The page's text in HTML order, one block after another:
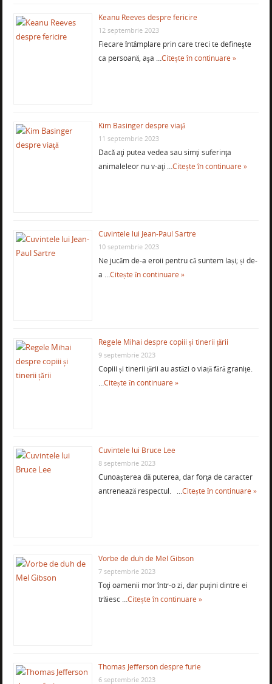
Keanu Reeves despre fericire
12 septembrie 2023
Fiecare întâmplare prin care treci te defineşte
ca persoană, aşa …Citește în continuare »
Kim Basinger despre viaţă
11 septembrie 2023
Dacă aţi putea vedea sau simţi suferinţa
animaleleor nu v-aţi …Citește în continuare »
Cuvintele lui Jean-Paul Sartre
10 septembrie 2023
Ne jucăm de-a eroii pentru că suntem lași; și de-
a …Citește în continuare »
Regele Mihai despre copiii și tinerii țării
9 septembrie 2023
Copiii și tinerii țării au astăzi o viață fără granițe.
…Citește în continuare »
Cuvintele lui Bruce Lee
8 septembrie 2023
Cunoaşterea dă puterea, dar forţa de caracter
antrenează respectul. …Citește în continuare »
Vorbe de duh de Mel Gibson
7 septembrie 2023
Toţi oamenii mor într-o zi, dar puţini dintre ei
trăiesc …Citește în continuare »
Thomas Jefferson despre furie
6 septembrie 2023